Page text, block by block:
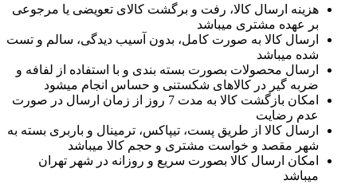
هزینه ارسال کالا، رفت و برگشت کالای تعویضی یا مرجوعی
بر عهده مشتری میباشد
ارسال کالا به صورت کامل، بدون آسیب دیدگی، سالم و تست
شده میباشد
ارسال محصولات بصورت بسته بندی و با استفاده از لفافه و
ضربه گیر در کالاهای شکستنی و حساس انجام میشود
امکان بازگشت کالا به مدت 7 روز از زمان ارسال در صورت
عدم رضایت
ارسال کالا از طریق پست، تیپاکس، ترمینال و باربری بسته به
شهر مقصد و خواست مشتری و حجم کالا میباشد
امکان ارسال کالا بصورت سریع و روزانه در شهر تهران
میباشد